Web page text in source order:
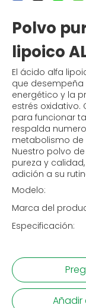
Polvo
lipoico
El ácido alfa
que
energético y la
estrés
para funcionar
respalda
metabolismo
Nuestro polvo
pureza y
adición a su
Modelo:
Marca del
Especificación:
Añadir